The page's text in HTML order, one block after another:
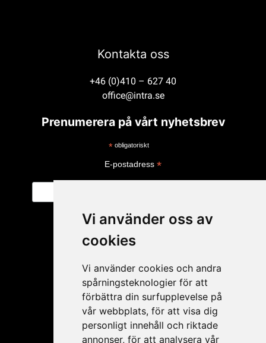
Vi använder oss av
cookies
Vi använder cookies och andra
spårningsteknologier för att
förbättra din surfupplevelse på
vår webbplats, för att visa dig
personligt innehåll och riktade
annonser, för att analysera vår
Kontakta oss
+46 (0)410 – 627 40
office@intra.se
Prenumerera på vårt nyhetsbrev
* obligatoriskt
E-postadress *
Mitt konto